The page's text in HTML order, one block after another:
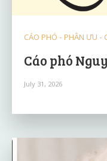
CÁO PHÓ - PHÂN ƯU -
Cáo phó
July 31, 2026